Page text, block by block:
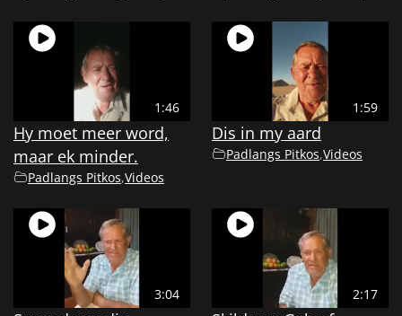
1:46
Hy moet meer word,
maar ek minder.
Padlangs Pitkos,Videos
1:59
Dis in my aard
Padlangs Pitkos,Videos
3:04 2:17